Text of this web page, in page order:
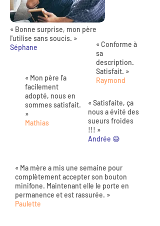
« Bonne surprise, mon père
l'utilise sans soucis. »
Séphane
« Mon père l'a
facilement
adopté, nous en
sommes satisfait.
»
Mathias
« Conforme à
sa
description.
Satisfait. »
Raymond
« Satisfaite, ça
nous a évité des
sueurs froides
!!! »
Andrée 😅
« Ma mère a mis une semaine pour
complètement accepter son bouton
minifone. Maintenant elle le porte en
permanence et est rassurée. »
Paulette